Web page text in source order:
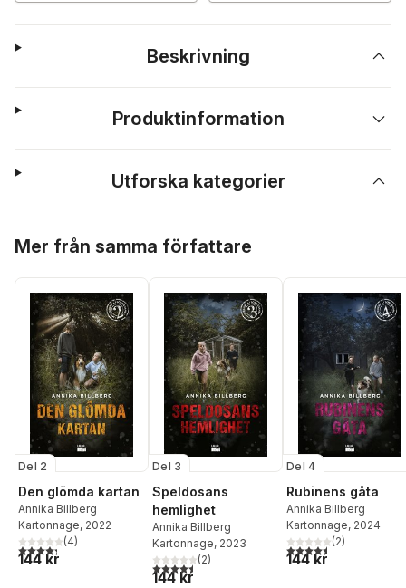
Beskrivning
Produktinformation
Utforska kategorier
Mer från samma författare
Del 2
Den glömda kartan
Annika Billberg
Kartonnage, 2022
4,3utav 5 stjärnor. Totalt antal röster:
(4)
144 kr
Del 3
Speldosans
hemlighet
Annika Billberg
Kartonnage, 2023
4,5utav 5 stjärnor. Totalt antal röster:
(2)
144 kr
Del 4
Rubinens gåta
Annika Billberg
Kartonnage, 2024
4,5utav 5 stjärnor.
(2)
144 kr